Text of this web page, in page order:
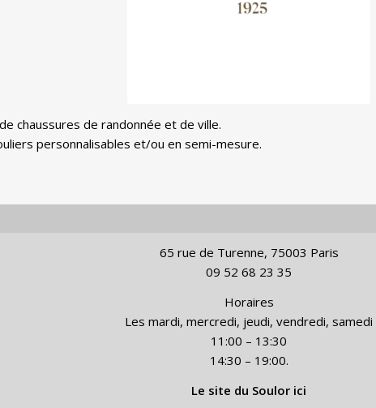
chaussures de randonnée et de ville.
personnalisables et/ou en semi-mesure.
65 rue de Turenne, 75003 Paris
09 52 68 23 35
Horaires
Les mardi, mercredi, jeudi, vendredi, samedi
11:00 – 13:30
14:30 – 19:00.
Le site du Soulor ici